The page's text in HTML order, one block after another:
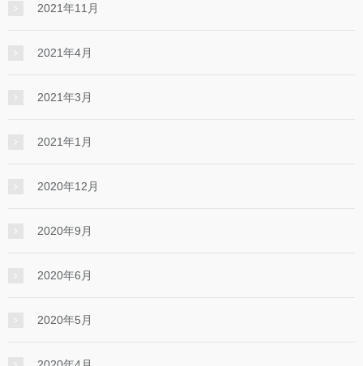
2021年11月
2021年4月
2021年3月
2021年1月
2020年12月
2020年9月
2020年6月
2020年5月